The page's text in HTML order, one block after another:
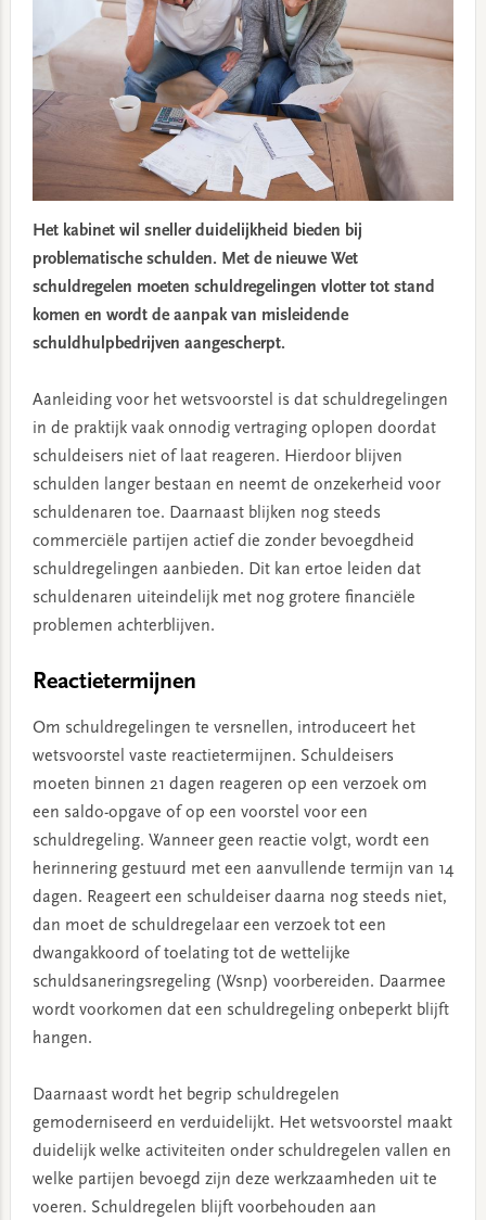
Het kabinet wil sneller duidelijkheid bieden bij
problematische schulden. Met de nieuwe Wet
schuldregelen moeten schuldregelingen vlotter tot stand
komen en wordt de aanpak van misleidende
schuldhulpbedrijven aangescherpt.
Aanleiding voor het wetsvoorstel is dat schuldregelingen
in de praktijk vaak onnodig vertraging oplopen doordat
schuldeisers niet of laat reageren. Hierdoor blijven
schulden langer bestaan en neemt de onzekerheid voor
schuldenaren toe. Daarnaast blijken nog steeds
commerciële partijen actief die zonder bevoegdheid
schuldregelingen aanbieden. Dit kan ertoe leiden dat
schuldenaren uiteindelijk met nog grotere financiële
problemen achterblijven.
Reactietermijnen
Om schuldregelingen te versnellen, introduceert het
wetsvoorstel vaste reactietermijnen. Schuldeisers
moeten binnen 21 dagen reageren op een verzoek om
een saldo-opgave of op een voorstel voor een
schuldregeling. Wanneer geen reactie volgt, wordt een
herinnering gestuurd met een aanvullende termijn van 14
dagen. Reageert een schuldeiser daarna nog steeds niet,
dan moet de schuldregelaar een verzoek tot een
dwangakkoord of toelating tot de wettelijke
schuldsaneringsregeling (Wsnp) voorbereiden. Daarmee
wordt voorkomen dat een schuldregeling onbeperkt blijft
hangen.
Daarnaast wordt het begrip schuldregelen
gemoderniseerd en verduidelijkt. Het wetsvoorstel maakt
duidelijk welke activiteiten onder schuldregelen vallen en
welke partijen bevoegd zijn deze werkzaamheden uit te
voeren. Schuldregelen blijft voorbehouden aan